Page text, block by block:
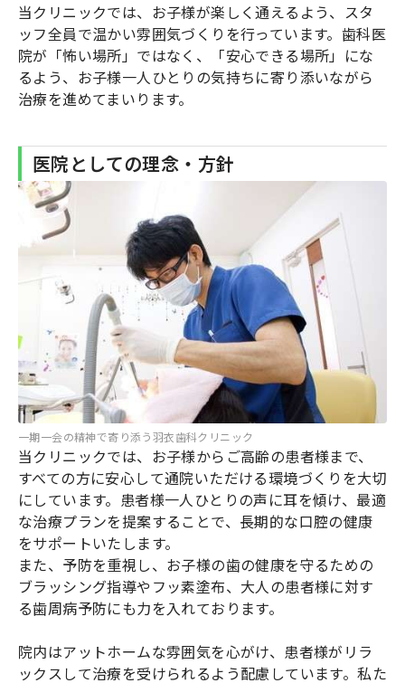
当クリニックでは、お子様が楽しく通えるよう、スタ
ッフ全員で温かい雰囲気づくりを行っています。歯科医
院が「怖い場所」ではなく、「安心できる場所」にな
るよう、お子様一人ひとりの気持ちに寄り添いながら
治療を進めてまいります。
医院としての理念・方針
一期一会の精神で寄り添う羽衣歯科クリニック
当クリニックでは、お子様からご高齢の患者様まで、
すべての方に安心して通院いただける環境づくりを大切
にしています。患者様一人ひとりの声に耳を傾け、最適
な治療プランを提案することで、長期的な口腔の健康
をサポートいたします。
また、予防を重視し、お子様の歯の健康を守るための
ブラッシング指導やフッ素塗布、大人の患者様に対す
る歯周病予防にも力を入れております。
院内はアットホームな雰囲気を心がけ、患者様がリラ
ックスして治療を受けられるよう配慮しています。私た